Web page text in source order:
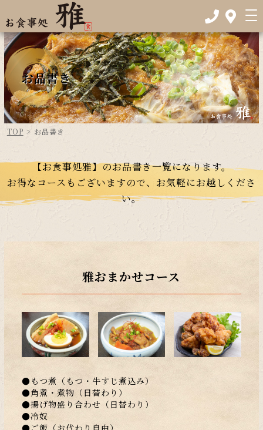
お品書き
TOP > お品書き
【お食事処雅】のお品書き一覧になります。
お得なコースもございますので、お気軽にお越しくださ
い。
雅おまかせコース
●もつ煮（もつ・牛すじ煮込み）
●角煮・煮物（日替わり）
●揚げ物盛り合わせ（日替わり）
●冷奴
●ご飯（お代わり自由）